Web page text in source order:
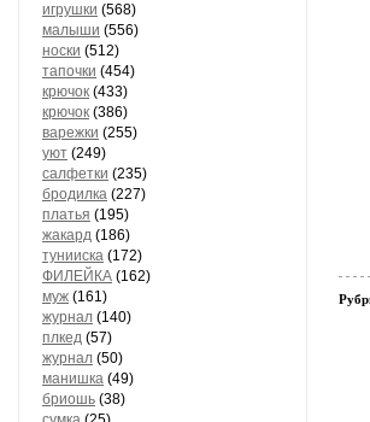
игрушки (568)
малыши (556)
носки (512)
тапочки (454)
крючок (433)
крючок (386)
варежки (255)
уют (249)
салфетки (235)
бродилка (227)
платья (195)
жакард (186)
тунииска (172)
ФИЛЕЙКА (162)
муж (161)
журнал (140)
плкед (57)
журнал (50)
манишка (49)
бриошь (38)